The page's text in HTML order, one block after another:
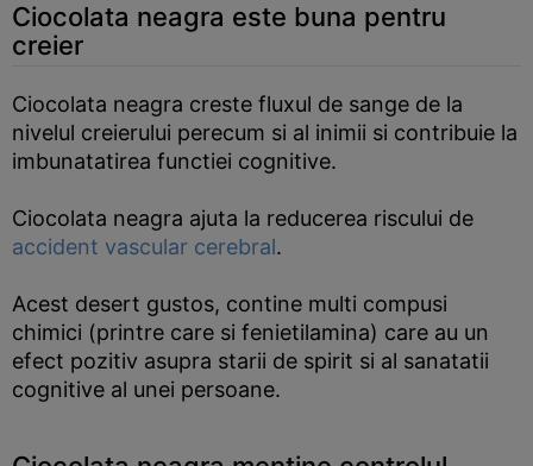
Ciocolata neagra este buna pentru
creier
Ciocolata neagra creste fluxul de sange de la
nivelul creierului perecum si al inimii si contribuie la
imbunatatirea functiei cognitive.
Ciocolata neagra ajuta la reducerea riscului de
accident vascular cerebral.
Acest desert gustos, contine multi compusi
chimici (printre care si fenietilamina) care au un
efect pozitiv asupra starii de spirit si al sanatatii
cognitive al unei persoane.